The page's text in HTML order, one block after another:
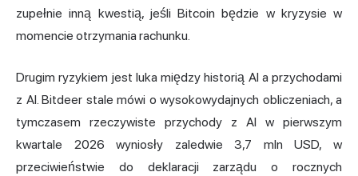
zupełnie inną kwestią, jeśli Bitcoin będzie w kryzysie w
momencie otrzymania rachunku.
Drugim ryzykiem jest luka między historią AI a przychodami
z AI. Bitdeer stale mówi o wysokowydajnych obliczeniach, a
tymczasem rzeczywiste przychody z AI w pierwszym
kwartale 2026 wyniosły zaledwie 3,7 mln USD, w
przeciwieństwie do deklaracji zarządu o rocznych